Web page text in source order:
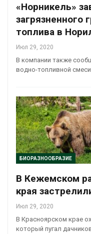
«Норникель»
загрязненного
топлива в
Июл 29, 2020
В компании также
водно-топливной
БИОРАЗНООБРАЗИЕ
В Кежемском
края
Июл 29, 2020
В Красноярском крае
который пугал